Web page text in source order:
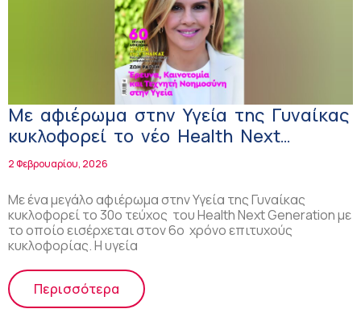
Με αφιέρωμα στην Υγεία της Γυναίκας
κυκλοφορεί το νέο Health Next
Generation!
2 Φεβρουαρίου, 2026
Με ένα μεγάλο αφιέρωμα στην Υγεία της Γυναίκας
κυκλοφορεί το 30ο τεύχος του Health Next Generation με
το οποίο εισέρχεται στον 6ο χρόνο επιτυχούς
κυκλοφορίας. Η υγεία
Περισσότερα